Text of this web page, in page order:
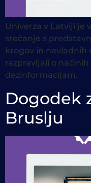
Univerza v Latviji je
srečanje s
krogov in nevladnih
razpravljali o
dezinformacijam.
Dogodek
Bruslju